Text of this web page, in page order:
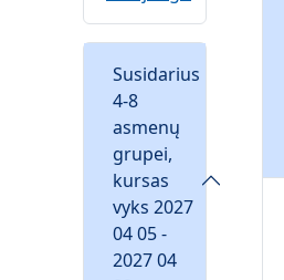
Susidarius
4-8
asmenų
grupei,
kursas
vyks 2027
04 05 -
2027 04